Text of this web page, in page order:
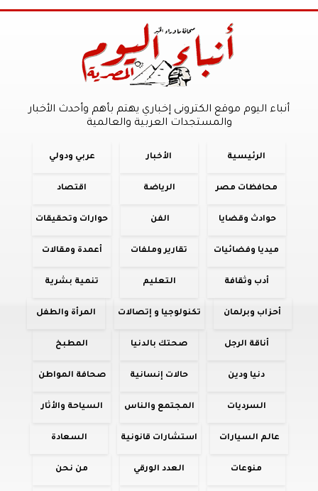
أنباء اليوم موقع الكترونى إخباري يهتم بأهم وأحدث الأخبار
والمستجدات العربية والعالمية
الرئيسية الأخبار عربي ودولي
محافظات مصر الرياضة اقتصاد
حوادث وقضايا الفن حوارات وتحقيقات
ميديا وفضائيات تقارير وملفات أعمدة ومقالات
أدب وثقافة التعليم تنمية بشرية
أحزاب وبرلمان تكنولوجيا و إتصالات المرأة والطفل
أناقة الرجل صحتك بالدنيا المطبخ
دنيا ودين حالات إنسانية صحافة المواطن
السرديات المجتمع والناس السياحة والأثار
عالم السيارات استشارات قانونية السعادة
منوعات العدد الورقي من نحن